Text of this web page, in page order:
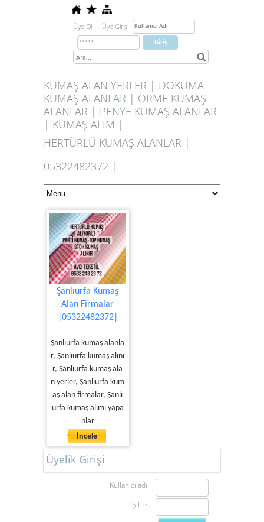
Üye Ol Üye Girişi
KUMAŞ ALAN YERLER | DOKUMA
KUMAŞ ALANLAR | ÖRME KUMAŞ
ALANLAR | PENYE KUMAŞ ALANLAR
| KUMAŞ ALIM |
HERTÜRLÜ KUMAŞ ALANLAR |
05322482372 |
Şanlıurfa Kumaş
Alan Firmalar
|05322482372|
Şanlıurfa kumaş alanla
r, Şanlıurfa kumaş alını
r, Şanlıurfa kumaş ala
n yerler, Şanlıurfa kum
aş alan firmalar, Şanlı
urfa kumaş alımı yapa
nlar
İncele
Üyelik Girişi
Kullanıcı adı
Şifre